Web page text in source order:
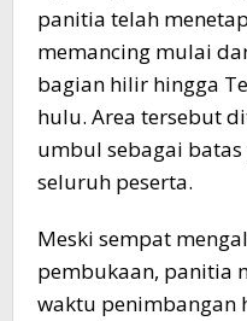
panitia telah
memancing mulai
bagian hilir hingga
hulu. Area tersebut
umbul sebagai
seluruh peserta.
Meski sempat
pembukaan, panitia
waktu penimbangan